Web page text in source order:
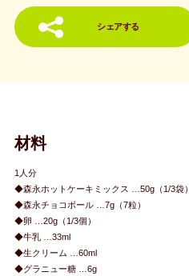
シェアする
材料
1人分
◆森永ホットケーキミックス …50g（1/3袋）
◆森永チョコボール …7g（7粒）
◆卵 …20g（1/3個）
◆牛乳 …33ml
◆生クリーム …60ml
◆グラニュー糖 …6g